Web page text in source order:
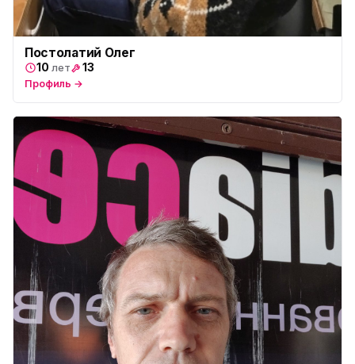
Постолатий Олег
10 лет 13
Профиль →